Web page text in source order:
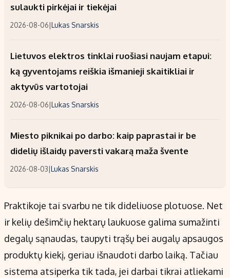
sulaukti pirkėjai ir tiekėjai
2026-08-06|Lukas Snarskis
Lietuvos elektros tinklai ruošiasi naujam etapui:
ką gyventojams reiškia išmanieji skaitikliai ir
aktyvūs vartotojai
2026-08-06|Lukas Snarskis
Miesto piknikai po darbo: kaip paprastai ir be
didelių išlaidų paversti vakarą maža švente
2026-08-03|Lukas Snarskis
Praktikoje tai svarbu ne tik dideliuose plotuose. Net
ir kelių dešimčių hektarų laukuose galima sumažinti
degalų sąnaudas, taupyti trąšų bei augalų apsaugos
produktų kiekį, geriau išnaudoti darbo laiką. Tačiau
sistema atsiperka tik tada, jei darbai tikrai atliekami